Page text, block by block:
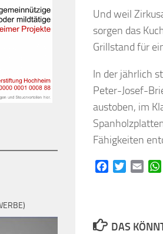
Und weil
sorgen das
Grillstand für
In der jährlich
Peter-Josef-
austoben, im
Fähigkeiten
FacebookTwitterEmail
DAS